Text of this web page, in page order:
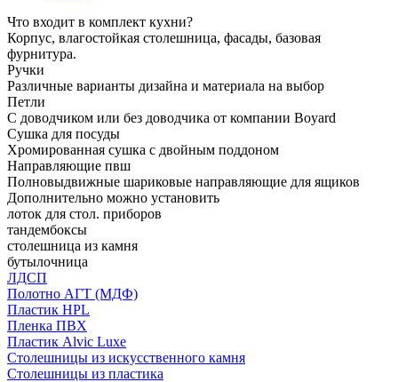
Что входит в комплект кухни?
Корпус, влагостойкая столешница, фасады, базовая
фурнитура.
Ручки
Различные варианты дизайна и материала на выбор
Петли
С доводчиком или без доводчика от компании Boyard
Сушка для посуды
Хромированная сушка с двойным поддоном
Направляющие пвш
Полновыдвижные шариковые направляющие для ящиков
Дополнительно можно установить
лоток для стол. приборов
тандембоксы
столешница из камня
бутылочница
ЛДСП
Полотно АГТ (МДФ)
Пластик HPL
Пленка ПВХ
Пластик Alvic Luxe
Столешницы из искусственного камня
Столешницы из пластика